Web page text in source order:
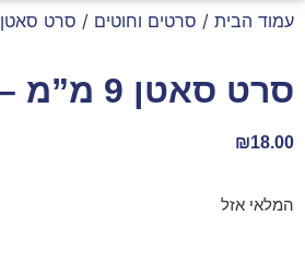
עמוד הבית / סרטים וחוטים / סרט סאטן
סרט סאטן 9 מ”מ – טורקיז
₪18.00
המלאי אזל